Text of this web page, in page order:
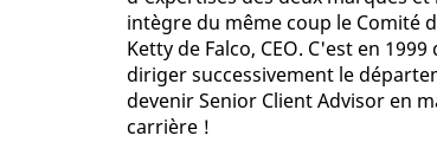
intègre du même coup le Comité
Ketty de Falco, CEO. C'est en
diriger successivement le
devenir Senior Client Advisor en
carrière !